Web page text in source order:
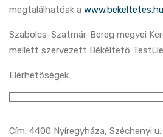
megtalálhatóak a www.bekeltetes.hu
Szabolcs-Szatmár-Bereg megyei
mellett szervezett Békéltető
Elérhetőségek
Cím: 4400 Nyíregyháza, Széchenyi u.